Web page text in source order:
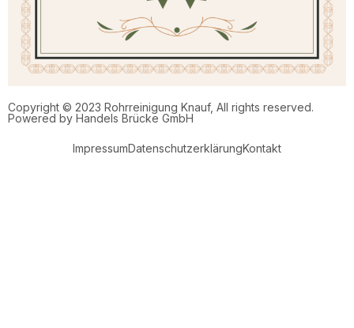
Copyright © 2023 Rohrreinigung Knauf, All rights reserved.
Powered by Handels Brücke GmbH
ImpressumDatenschutz­erklärungKontakt